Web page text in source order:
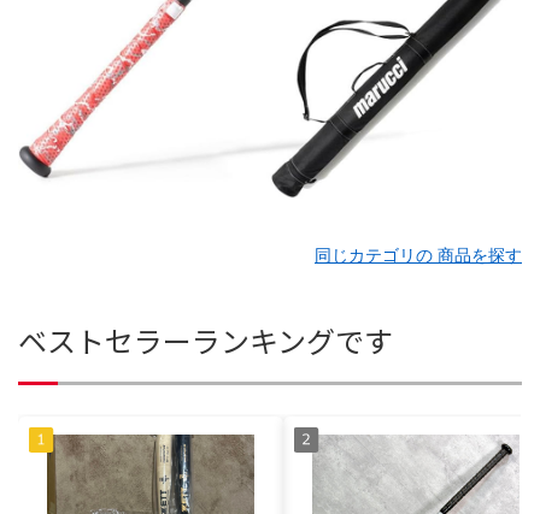
同じカテゴリの 商品を探す
ベストセラーランキングです